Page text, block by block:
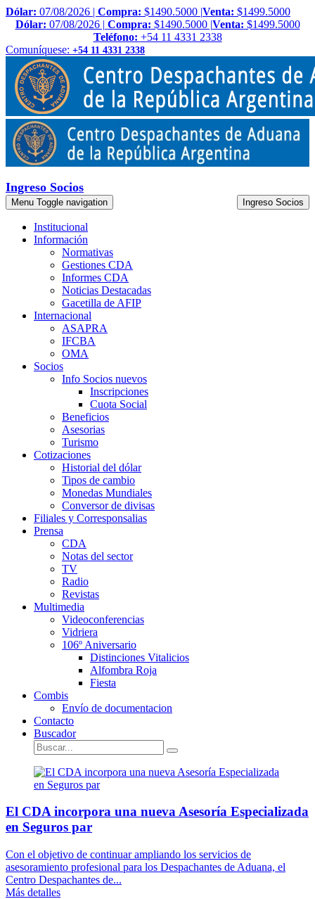
Dólar: 07/08/2026 | Compra: $1490.5000 |Venta: $1499.5000
Dólar: 07/08/2026 | Compra: $1490.5000 |Venta: $1499.5000
Teléfono: +54 11 4331 2338
Comuníquese: +54 11 4331 2338
Ingreso Socios
Menu Toggle navigation Ingreso Socios
Institucional
Información
Normativas
Gestiones CDA
Informes CDA
Noticias Destacadas
Gacetilla de AFIP
Internacional
ASAPRA
IFCBA
OMA
Socios
Info Socios nuevos
Inscripciones
Cuota Social
Beneficios
Asesorias
Turismo
Cotizaciones
Historial del dólar
Tipos de cambio
Monedas Mundiales
Conversor de divisas
Filiales y Corresponsalias
Prensa
CDA
Notas del sector
TV
Radio
Revistas
Multimedia
Videoconferencias
Vidriera
106º Aniversario
Distinciones Vitalicios
Alfombra Roja
Fiesta
Combis
Envío de documentacion
Contacto
Buscador
El CDA incorpora una nueva Asesoría Especializada
en Seguros par
Con el objetivo de continuar ampliando los servicios de
asesoramiento profesional para los Despachantes de Aduana, el
Centro Despachantes de...
Más detalles